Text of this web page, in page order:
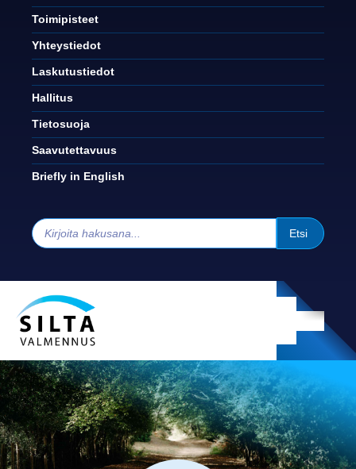
Toimipisteet
Yhteystiedot
Laskutustiedot
Hallitus
Tietosuoja
Saavutettavuus
Briefly in English